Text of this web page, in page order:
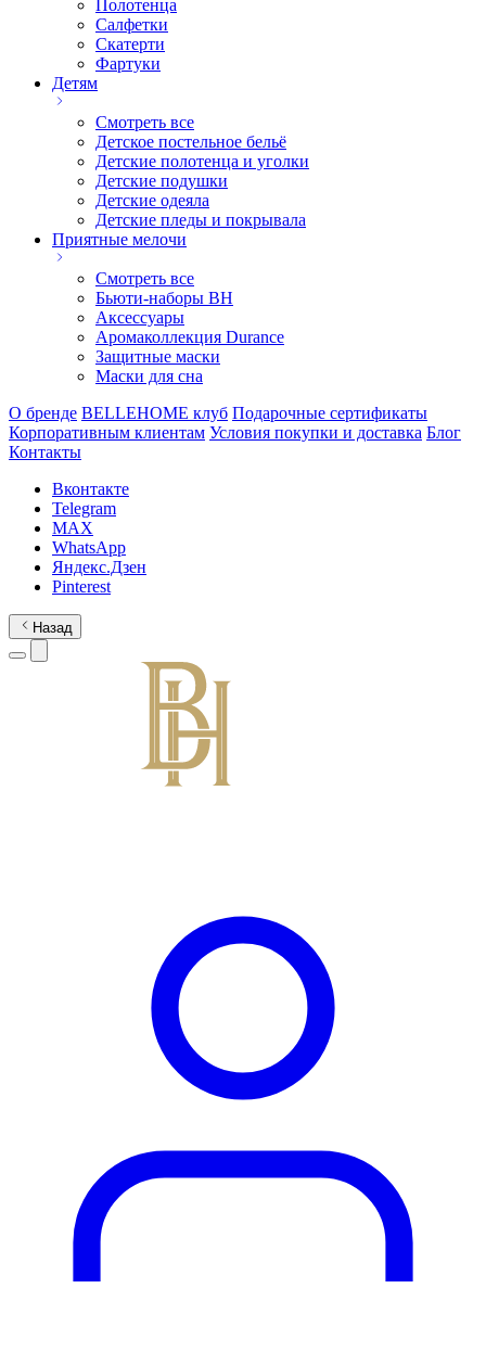
Полотенца
Салфетки
Скатерти
Фартуки
Детям
Смотреть все
Детское постельное бельё
Детские полотенца и уголки
Детские подушки
Детские одеяла
Детские пледы и покрывала
Приятные мелочи
Смотреть все
Бьюти-наборы ВН
Аксессуары
Аромаколлекция Durance
Защитные маски
Маски для сна
О бренде BELLEHOME клуб Подарочные сертификаты
Корпоративным клиентам Условия покупки и доставка Блог
Контакты
Вконтакте
Telegram
MAX
WhatsApp
Яндекс.Дзен
Pinterest
Назад